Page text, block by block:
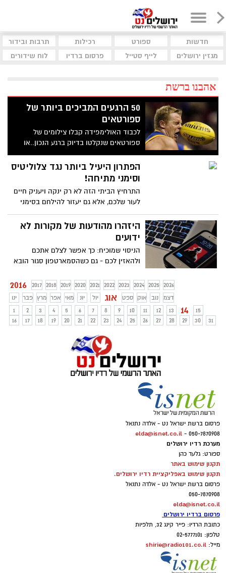
חדשות ספורט רכילות
תרבות ובידור
מגזין ירושלים
לייף סטייל פרסום ברדיו לוח שידורים
אהבנו ברשת
50 הרגעים המביכים ביותר של
ספורטאים
לכבוד האולימפידה קבלו צילומים של
ספורטאים שנקלטו בדיוק ברגע הנכון..או
שלא
הפתרון היעיל ביותר נגד צלוליטיס
וסימני מתיחה!
התרחיץ הביתי הזה לא רק ינקה ויעניק חיים
לעור שלכם, אלא גם יעזור להילחם בסימני
מתיחה ובדבר שאתם שונאים יותר מכל -
צלוליטיס. הובא מדף הפייסבוק: מדריכים
לאיפור
היזהרו מהודעות של מקורות לא
ידועים
הניסוי שמוכיח: כך אפשר לצלם אתכם
ולהאזין לכם - גם כשהסמארטפון סגור הובא
2016 2017 2018 2019 2020 2021 2022 2023 2024 2025
2026
ינו
פבר מרץ אפר מאי יונ יול אוג ספט אוק נוב
דצמ
1
2 3 4 5 6 7 8 9 10 11 12 13 14
15
16
17 18 19 20 21 22 23 24 25 26 27 28 29 30 31
פרסום ברשת ישראל נט - אלדה נתנאל
050-7870908 -
elda@isnet.co.il
מערכת רדיו ירושלים
ספורט: גלעד כהן
תקנון שימוש באתר
תקנון שימוש באפליקציית רדיו ירושלים.
פרסום ברשת ישראל נט - אלדה נתנאל
050-7870908
elda@isnet.co.il
פרסום ברדיו ירושלים
כתובת הרדיו: פייר קינג 32, תלפיות
טלפון: 02-5777101
מייל: shirie@radio101.co.il